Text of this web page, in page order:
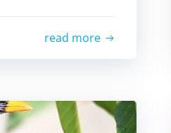
read more